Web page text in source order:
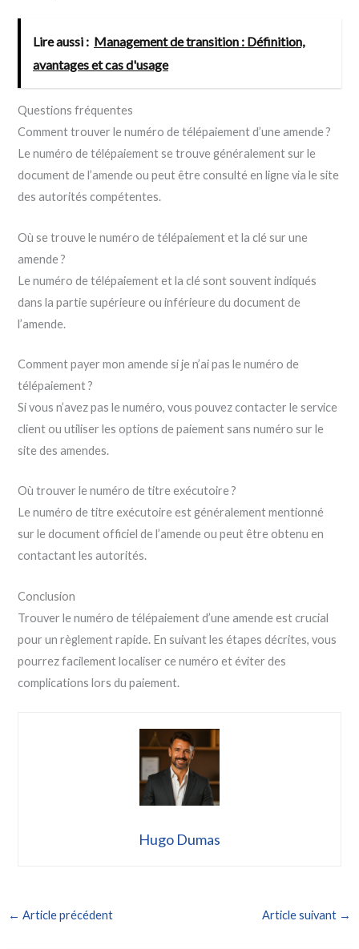
Lire aussi : Management de transition : Définition,
avantages et cas d'usage
Questions fréquentes
Comment trouver le numéro de télépaiement d’une amende ?
Le numéro de télépaiement se trouve généralement sur le
document de l’amende ou peut être consulté en ligne via le site
des autorités compétentes.
Où se trouve le numéro de télépaiement et la clé sur une
amende ?
Le numéro de télépaiement et la clé sont souvent indiqués
dans la partie supérieure ou inférieure du document de
l’amende.
Comment payer mon amende si je n’ai pas le numéro de
télépaiement ?
Si vous n’avez pas le numéro, vous pouvez contacter le service
client ou utiliser les options de paiement sans numéro sur le
site des amendes.
Où trouver le numéro de titre exécutoire ?
Le numéro de titre exécutoire est généralement mentionné
sur le document officiel de l’amende ou peut être obtenu en
contactant les autorités.
Conclusion
Trouver le numéro de télépaiement d’une amende est crucial
pour un règlement rapide. En suivant les étapes décrites, vous
pourrez facilement localiser ce numéro et éviter des
complications lors du paiement.
Hugo Dumas
← Article précédent Article suivant →